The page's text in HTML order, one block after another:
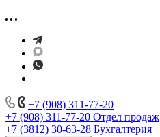
+7 (908) 311-77-20
+7 (908) 311-77-20 Отдел продаж
+7 (3812) 30-63-28 Бухгалтерия